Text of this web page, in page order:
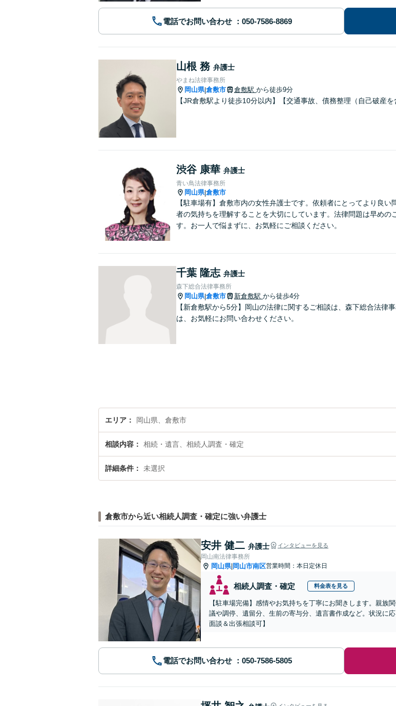
電話でお問い合わせ
山根 務 弁護士
やまね法律事務所
岡山県|倉敷市 倉敷駅 から徒歩9分
【JR倉敷駅より徒歩10分以内】【交通事故、債務整理（自己破産を
渋谷 康華 弁護士
青い鳥法律事務所
岡山県|倉敷市
【駐車場有】倉敷市内の女性弁護士です。依頼者にとってより良
者の気持ちを理解することを大切にしています。法律問題は早めの
す。お一人で悩まずに、お気軽にご相談ください。
千葉 隆志 弁護士
森下総合法律事務所
岡山県|倉敷市 新倉敷駅 から徒歩4分
【新倉敷駅から5分】岡山の法律に関するご相談は、森下総合法律
は、お気軽にお問い合わせください。
エリア 岡山県、倉敷市
相談内容 相続・遺言、相続人調査・確定
詳細条件 未選択
倉敷市から近い相続人調査・確定に強い弁護士
安井 健二 弁護士 インタビューを見る
岡山南法律事務所
岡山県| 岡山市南区営業時間：本日定休日
相続人調査・確定 料金表を見る
【駐車場完備】感情やお気持ちを丁寧にお聞きします。親
議や調停、遺留分、生前の寄与分、遺言書作成など。状況に
面談＆出張相談可】
電話でお問い合わせ